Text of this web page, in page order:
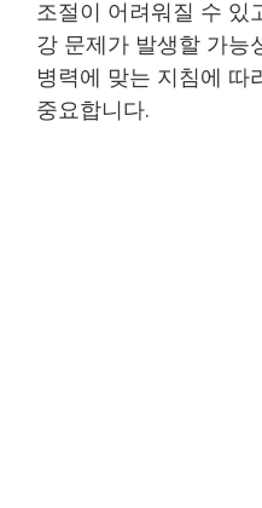
조절이 어려워질 수 있
강 문제가 발생할 가능
병력에 맞는 지침에 따
중요합니다.